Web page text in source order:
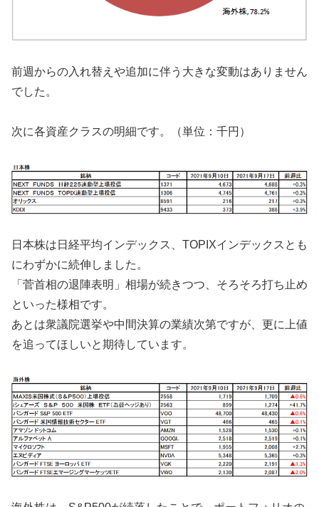
前週からの入れ替えや追加に伴う大きな変動はありません
でした。
次に各資産クラスの明細です。（単位：千円）
日本株は日経平均インデックス、TOPIXインデックスとも
にわずかに続伸しました。
「菅首相の退陣表明」相場が続きつつ、そろそろ打ち止め
といった様相です。
あとは衆議院選挙や中間決算の業績次第ですが、更に上値
を追ってほしいと期待しています。